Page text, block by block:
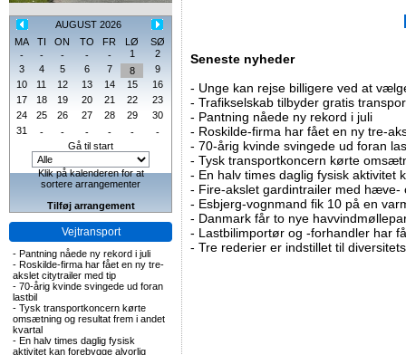
AUGUST 2026
MA
TI ON TO FR LØ
SØ
-
- - - - 1
2
3
4 5 6 7 8
9
10
11 12 13 14 15
16
17
18 19 20 21 22
23
24
25 26 27 28 29
30
31
- - - - -
-
Gå til start
Klik på kalenderen for at
sortere arrangementer
Tilføj arrangement
Vejtransport
- Pantning nåede ny rekord i juli
- Roskilde-firma har fået en ny tre-
akslet citytrailer med tip
- 70-årig kvinde svingede ud foran
lastbil
- Tysk transportkoncern kørte
omsætning og resultat frem i andet
kvartal
- En halv times daglig fysisk
aktivitet kan forebygge alvorlig
Seneste nyheder
- Unge kan rejse billigere ved at
- Trafikselskab tilbyder gratis
- Pantning nåede ny rekord i juli
- Roskilde-firma har fået en ny tre-
- 70-årig kvinde svingede ud foran
- Tysk transportkoncern kørte
- En halv times daglig fysisk aktivitet
- Fire-akslet gardintrailer med hæve-
- Esbjerg-vognmand fik 10 på en
- Danmark får to nye
- Lastbilimportør og -forhandler har
- Tre rederier er indstillet til